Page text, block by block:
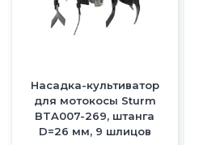
Насадка-культиватор
для мотокосы Sturm
BTA007-269, штанга
D=26 мм, 9 шлицов